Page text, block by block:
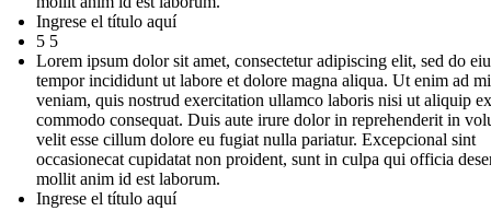
Ingrese el título aquí
5 5
Lorem ipsum dolor sit amet, consectetur adipiscing elit, sed do
tempor incididunt ut labore et dolore magna aliqua. Ut enim ad
veniam, quis nostrud exercitation ullamco laboris nisi ut aliquip
commodo consequat. Duis aute irure dolor in reprehenderit in
velit esse cillum dolore eu fugiat nulla pariatur. Excepcional sint
occasionecat cupidatat non proident, sunt in culpa qui officia
mollit anim id est laborum.
Ingrese el título aquí